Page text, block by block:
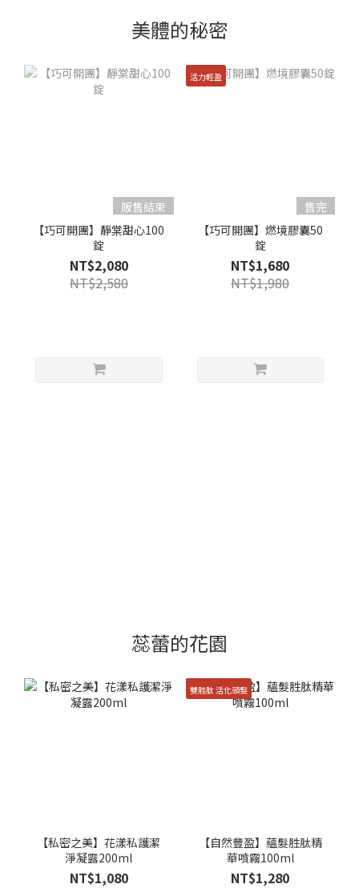
美體的秘密
販售結束
【巧可開團】靜棠甜心100
錠
NT$2,080
NT$2,580
活力輕盈
售完
【巧可開團】燃境膠囊50
錠
NT$1,680
NT$1,980
蕊蕾的花園
【私密之美】花漾私護潔
淨凝露200ml
NT$1,080
雙胜肽 活化頭髮
【自然豐盈】蘊髮胜肽精
華噴霧100ml
NT$1,280